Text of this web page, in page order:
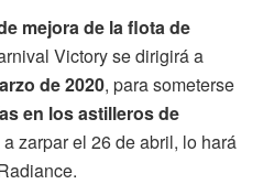
mejora de la flota de
Victory se dirigirá a
de 2020, para someterse
en los astilleros de
zarpar el 26 de abril, lo hará